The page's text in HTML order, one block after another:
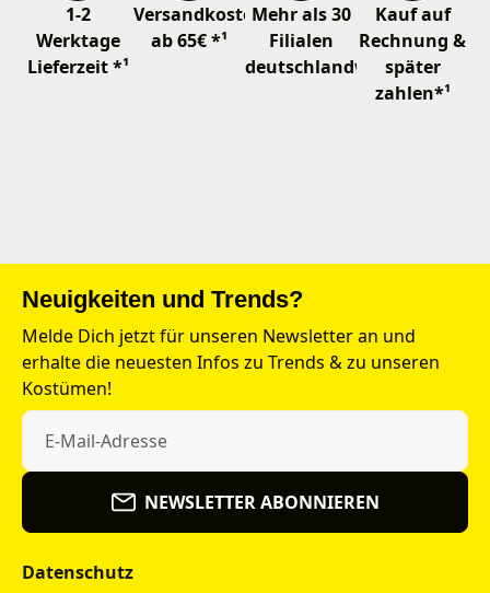
1-2
Werktage
Lieferzeit *¹
Versandkostenfrei
ab 65€ *¹
Mehr als 30
Filialen
deutschlandweit
Kauf auf
Rechnung &
später
zahlen*¹
Neuigkeiten und Trends?
Melde Dich jetzt für unseren Newsletter an und
erhalte die neuesten Infos zu Trends & zu unseren
Kostümen!
NEWSLETTER ABONNIEREN
Datenschutz